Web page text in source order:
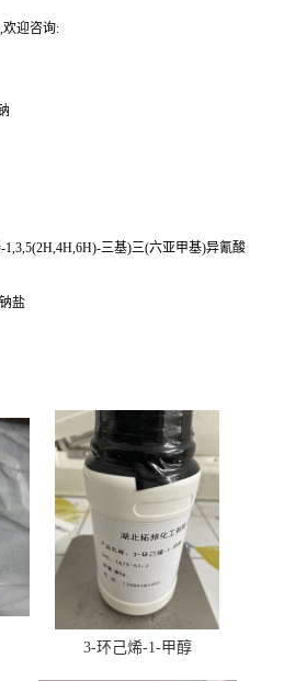
欢迎咨询:
1,3,5(2H,4H,6H)-三基)三(六亚甲基)异氰酸
盐
3-环己烯-1-甲醇